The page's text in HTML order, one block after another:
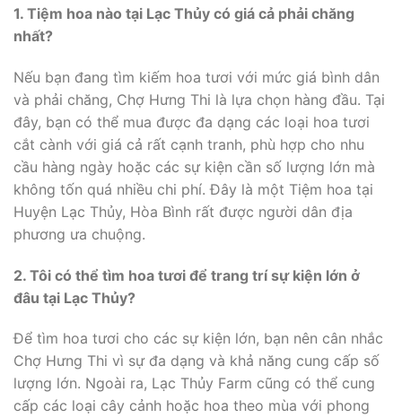
1. Tiệm hoa nào tại Lạc Thủy có giá cả phải chăng
nhất?
Nếu bạn đang tìm kiếm hoa tươi với mức giá bình dân
và phải chăng, Chợ Hưng Thi là lựa chọn hàng đầu. Tại
đây, bạn có thể mua được đa dạng các loại hoa tươi
cắt cành với giá cả rất cạnh tranh, phù hợp cho nhu
cầu hàng ngày hoặc các sự kiện cần số lượng lớn mà
không tốn quá nhiều chi phí. Đây là một Tiệm hoa tại
Huyện Lạc Thủy, Hòa Bình rất được người dân địa
phương ưa chuộng.
2. Tôi có thể tìm hoa tươi để trang trí sự kiện lớn ở
đâu tại Lạc Thủy?
Để tìm hoa tươi cho các sự kiện lớn, bạn nên cân nhắc
Chợ Hưng Thi vì sự đa dạng và khả năng cung cấp số
lượng lớn. Ngoài ra, Lạc Thủy Farm cũng có thể cung
cấp các loại cây cảnh hoặc hoa theo mùa với phong